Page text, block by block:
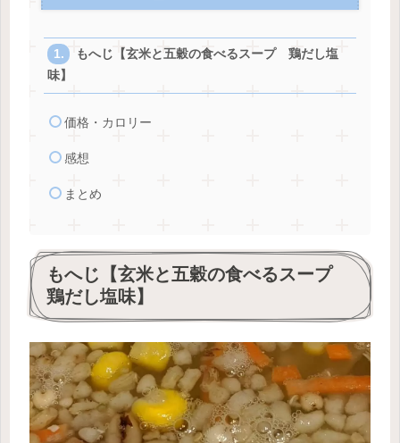
もへじ【玄米と五穀の食べるスープ 鶏だし塩
味】
価格・カロリー
感想
まとめ
もへじ【玄米と五穀の食べるスープ
鶏だし塩味】